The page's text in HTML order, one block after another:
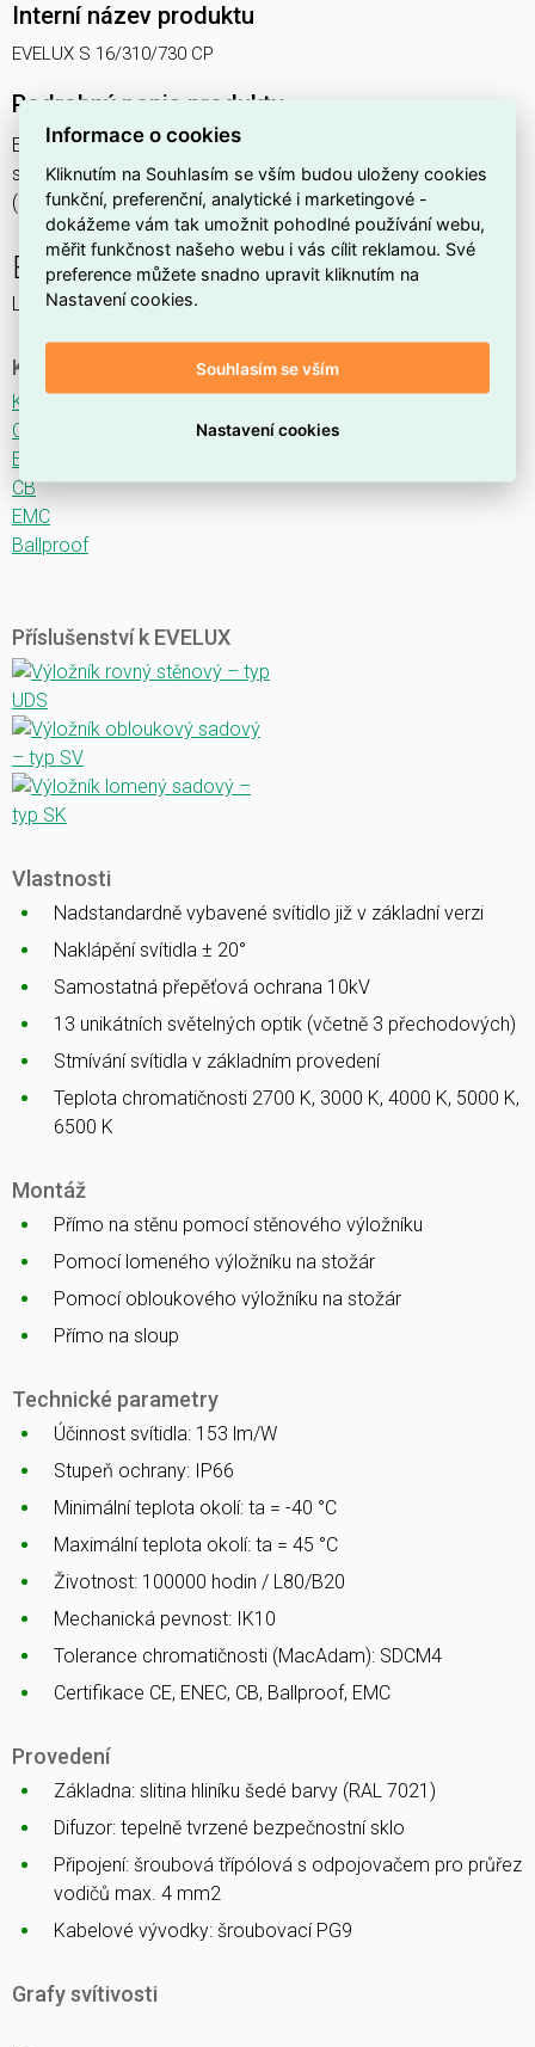
Interní název produktu
EVELUX S 16/310/730 CP
Podrobný popis produktu
EVELUX S 16/310/730 CP 18W IP66
svítidlo pouliční s modulem LED, spektrum 730A3, optika CP
(Central Parking TYPE I)
EVELUX
LED svítidlo pro osvětlení komunikací.
Ke stažení
Katalogový list
CE
ENEC
CB
EMC
Ballproof
Příslušenství k EVELUX
Vlastnosti
Nadstandardně vybavené svítidlo již v základní verzi
Naklápění svítidla ± 20°
Samostatná přepěťová ochrana 10kV
13 unikátních světelných optik (včetně 3 přechodových)
Stmívání svítidla v základním provedení
Teplota chromatičnosti 2700 K, 3000 K, 4000 K, 5000 K,
6500 K
Montáž
Přímo na stěnu pomocí stěnového výložníku
Pomocí lomeného výložníku na stožár
Pomocí obloukového výložníku na stožár
Přímo na sloup
Technické parametry
Účinnost svítidla: 153 lm/W
Stupeň ochrany: IP66
Minimální teplota okolí: ta = -40 °C
Maximální teplota okolí: ta = 45 °C
Životnost: 100000 hodin / L80/B20
Mechanická pevnost: IK10
Tolerance chromatičnosti (MacAdam): SDCM4
Certifikace CE, ENEC, CB, Ballproof, EMC
Provedení
Základna: slitina hliníku šedé barvy (RAL 7021)
Difuzor: tepelně tvrzené bezpečnostní sklo
Připojení: šroubová třípólová s odpojovačem pro průřez
vodičů max. 4 mm2
Kabelové vývodky: šroubovací PG9
Grafy svítivosti
Informace o cookies
Kliknutím na Souhlasím se vším budou uloženy cookies
funkční, preferenční, analytické i marketingové -
dokážeme vám tak umožnit pohodlné používání webu,
měřit funkčnost našeho webu i vás cílit reklamou. Své
preference můžete snadno upravit kliknutím na
Nastavení cookies.
Souhlasím se vším
Nastavení cookies